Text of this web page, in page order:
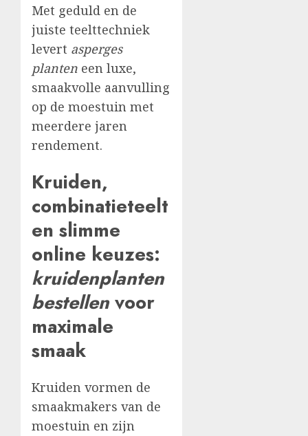
Met geduld en de
juiste teelttechniek
levert asperges
planten een luxe,
smaakvolle aanvulling
op de moestuin met
meerdere jaren
rendement.
Kruiden,
combinatieteelt
en slimme
online keuzes:
kruidenplanten
bestellen voor
maximale
smaak
Kruiden vormen de
smaakmakers van de
moestuin en zijn